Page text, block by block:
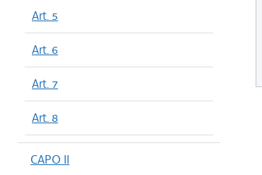
Art. 5
Art. 6
Art. 7
Art. 8
CAPO II